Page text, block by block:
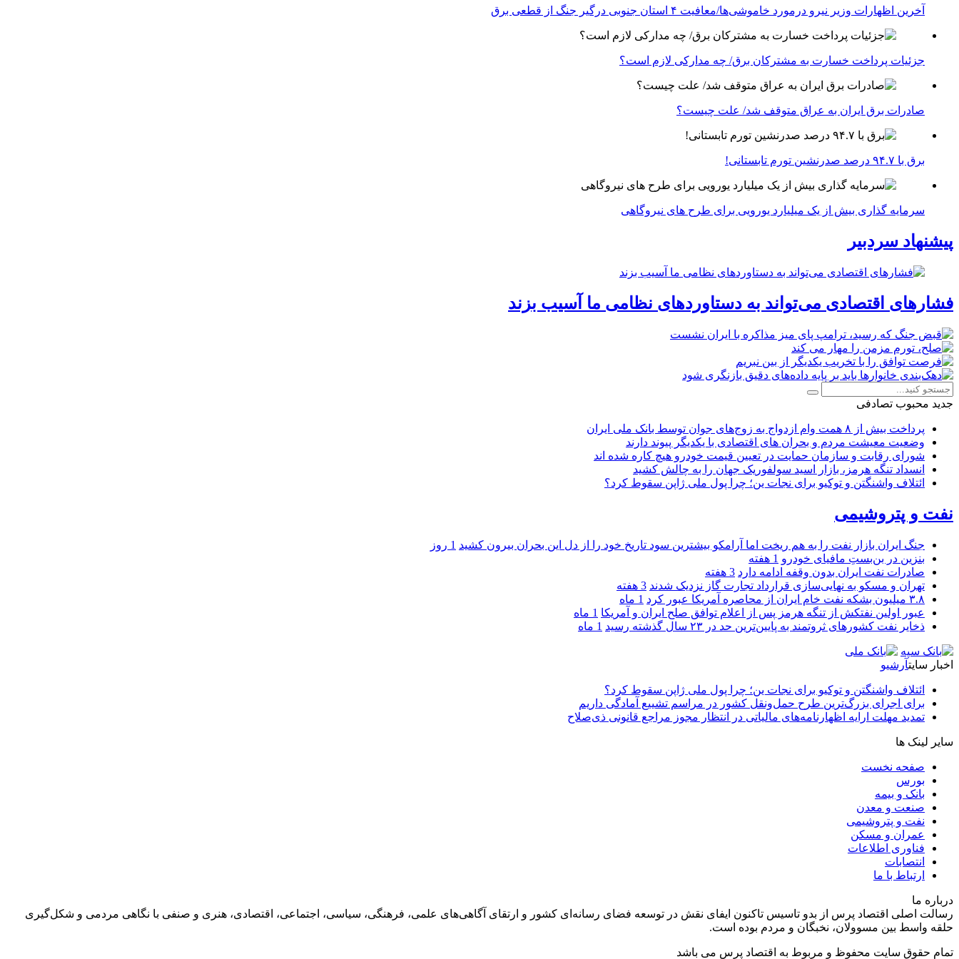
آخرین اظهارات وزیر نیرو درمورد خاموشی‌ها/معافیت ۴ استان جنوبی درگیر جنگ از قطعی برق
جزئیات پرداخت خسارت به مشترکان برق/ چه مدارکی لازم است؟
صادرات برق ایران به عراق متوقف شد/ علت چیست؟
برق با ۹۴.۷ درصد صدرنشین تورم تابستانی!
سرمایه گذاری بیش از یک میلیارد یورویی برای طرح های نیروگاهی
پیشنهاد سردبیر
فشارهای اقتصادی می‌تواند به دستاوردهای نظامی ما آسیب بزند
جدید محبوب تصادفی
پرداخت بیش از ۸ همت وام ازدواج به زوج‌های جوان توسط بانک ملی ایران
وضعیت معیشت مردم و بحران های اقتصادی با یکدیگر پیوند دارند
شورای رقابت و سازمان حمایت در تعیین قیمت خودرو هیچ کاره شده اند
انسداد تنگه هرمز، بازار اسید سولفوریک جهان را به چالش کشید
ائتلاف واشنگتن و توکیو برای نجات ین؛ چرا پول ملی ژاپن سقوط کرد؟
نفت و پتروشیمی
جنگ ایران بازار نفت را به هم ریخت اما آرامکو بیشترین سود تاریخ خود را از دل این بحران بیرون کشید 1 روز
بنزین در بن‌بستِ مافیای خودرو 1 هفته
صادرات نفت ایران بدون وقفه ادامه دارد 3 هفته
تهران و مسکو به نهایی‌سازی قرارداد تجارت گاز نزدیک شدند 3 هفته
۳.۸ میلیون بشکه نفت خام ایران از محاصره آمریکا عبور کرد
1 ماه
عبور اولین نفتکش از تنگه هرمز پس از اعلام توافق صلح ایران و آمریکا 1 ماه
ذخایر نفت کشورهای ثروتمند به پایین‌ترین حد در ۲۳ سال گذشته رسید
1 ماه
اخبار سایتآرشیو
ائتلاف واشنگتن و توکیو برای نجات ین؛ چرا پول ملی ژاپن سقوط کرد؟
برای اجرای بزرگ‌ترین طرح حمل‌ونقل کشور در مراسم تشییع آمادگی داریم
تمدید مهلت ارایه اظهارنامه‌های مالیاتی در انتظار مجوز مراجع قانونی ذی‌‏صلاح
سایر لینک ها
صفحه نخست
بورس
بانک و بیمه
صنعت و معدن
نفت و پتروشیمی
عمران و مسکن
فناوری اطلاعات
انتصابات
ارتباط با ما
درباره ما
رسالت اصلی اقتصاد پرس از بدو تاسیس تاکنون ایفای نقش در توسعه فضای رسانه‌ای کشور و ارتقای آگاهی‌های علمی، فرهنگی، سیاسی، اجتماعی، اقتصادی، هنری و صنفی با نگاهی مردمی و شکل‌گیری
حلقه واسط بین مسوولان، نخبگان و مردم بوده است.
تمام حقوق سایت محفوظ و مربوط به اقتصاد پرس می باشد